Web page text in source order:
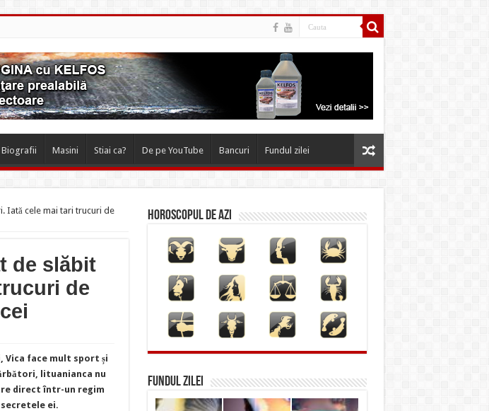
Biografii Masini Stiai ca? De pe YouTube Bancuri Fundul zilei
Iată cele mai tari trucuri de
de slăbit
de
Vica face mult sport și
lituanianca nu
direct într-un regim
ei.
Horoscopul de azi
FUNDUL ZILEI